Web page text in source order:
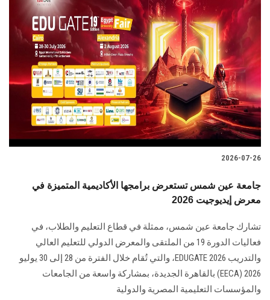
2026-07-26
جامعة عين شمس تستعرض برامجها الأكاديمية المتميزة في
معرض إيديوجيت 2026
تشارك جامعة عين شمس، ممثلة في قطاع التعليم والطلاب، في
فعاليات الدورة 19 من الملتقى والمعرض الدولي للتعليم العالي
والتدريب EDUGATE 2026، والتي تُقام خلال الفترة من 28 إلى 30 يوليو
2026 (EECA) بالقاهرة الجديدة، بمشاركة واسعة من الجامعات
والمؤسسات التعليمية المصرية والدولية